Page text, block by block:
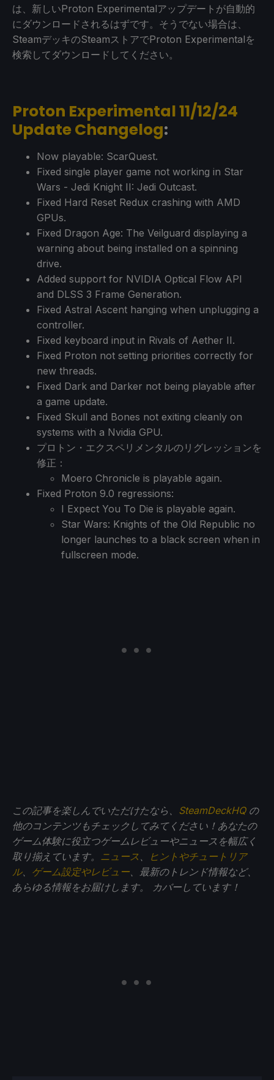
は、新しいProton Experimentalアップデートが自動的
にダウンロードされるはずです。そうでない場合は、
SteamデッキのSteamストアでProton Experimentalを
検索してダウンロードしてください。
Proton Experimental 11/12/24
Update Changelog:
Now playable: ScarQuest.
Fixed single player game not working in Star
Wars - Jedi Knight II: Jedi Outcast.
Fixed Hard Reset Redux crashing with AMD
GPUs.
Fixed Dragon Age: The Veilguard displaying a
warning about being installed on a spinning
drive.
Added support for NVIDIA Optical Flow API
and DLSS 3 Frame Generation.
Fixed Astral Ascent hanging when unplugging a
controller.
Fixed keyboard input in Rivals of Aether II.
Fixed Proton not setting priorities correctly for
new threads.
Fixed Dark and Darker not being playable after
a game update.
Fixed Skull and Bones not exiting cleanly on
systems with a Nvidia GPU.
プロトン・エクスペリメンタルのリグレッションを
修正：
Moero Chronicle is playable again.
Fixed Proton 9.0 regressions:
I Expect You To Die is playable again.
Star Wars: Knights of the Old Republic no
longer launches to a black screen when in
fullscreen mode.
この記事を楽しんでいただけたなら、 SteamDeckHQの
他のコンテンツもチェックしてみてください！あなたの
ゲーム体験に役立つゲームレビューやニュースを幅広く
取り揃えています。 ニュース
ヒントやチュートリア
ル、 ゲーム設定やレビュー 、最新のトレンド情報など、
あらゆる情報をお届けします。
カバーしています！